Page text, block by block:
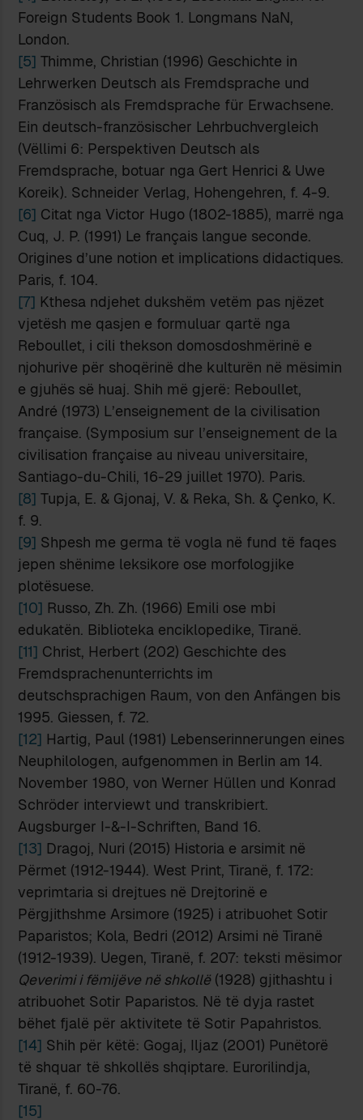
Foreign Students Book 1. Longmans NaN,
London.
[5] Thimme, Christian (1996) Geschichte in
Lehrwerken Deutsch als Fremdsprache und
Französisch als Fremdsprache für Erwachsene.
Ein deutsch-französischer Lehrbuchvergleich
(Vëllimi 6: Perspektiven Deutsch als
Fremdsprache, botuar nga Gert Henrici & Uwe
Koreik). Schneider Verlag, Hohengehren, f. 4-9.
[6] Citat nga Victor Hugo (1802-1885), marrë nga
Cuq, J. P. (1991) Le français langue seconde.
Origines d’une notion et implications didactiques.
Paris, f. 104.
[7] Kthesa ndjehet dukshëm vetëm pas njëzet
vjetësh me qasjen e formuluar qartë nga
Reboullet, i cili thekson domosdoshmërinë e
njohurive për shoqërinë dhe kulturën në mësimin
e gjuhës së huaj. Shih më gjerë: Reboullet,
André (1973) L’enseignement de la civilisation
française. (Symposium sur l’enseignement de la
civilisation française au niveau universitaire,
Santiago-du-Chili, 16-29 juillet 1970). Paris.
[8] Tupja, E. & Gjonaj, V. & Reka, Sh. & Çenko, K.
f. 9.
[9] Shpesh me germa të vogla në fund të faqes
jepen shënime leksikore ose morfologjike
plotësuese.
[10] Russo, Zh. Zh. (1966) Emili ose mbi
edukatën. Biblioteka enciklopedike, Tiranë.
[11] Christ, Herbert (202) Geschichte des
Fremdsprachenunterrichts im
deutschsprachigen Raum, von den Anfängen bis
1995. Giessen, f. 72.
[12] Hartig, Paul (1981) Lebenserinnerungen eines
Neuphilologen, aufgenommen in Berlin am 14.
November 1980, von Werner Hüllen und Konrad
Schröder interviewt und transkribiert.
Augsburger I-&-I-Schriften, Band 16.
[13] Dragoj, Nuri (2015) Historia e arsimit në
Përmet (1912-1944). West Print, Tiranë, f. 172:
veprimtaria si drejtues në Drejtorinë e
Përgjithshme Arsimore (1925) i atribuohet Sotir
Paparistos; Kola, Bedri (2012) Arsimi në Tiranë
(1912-1939). Uegen, Tiranë, f. 207: teksti mësimor
Qeverimi i fëmijëve në shkollë (1928) gjithashtu i
atribuohet Sotir Paparistos. Në të dyja rastet
bëhet fjalë për aktivitete të Sotir Papahristos.
[14] Shih për këtë: Gogaj, Iljaz (2001) Punëtorë
të shquar të shkollës shqiptare. Eurorilindja,
Tiranë, f. 60-76.
[15]